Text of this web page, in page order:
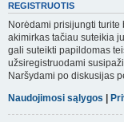
REGISTRUOTIS
Norėdami prisijungti
akimirkas tačiau suteikia
gali suteikti papildomas
užsiregistruodami
Naršydami po diskusijas
Naudojimosi sąlygos |